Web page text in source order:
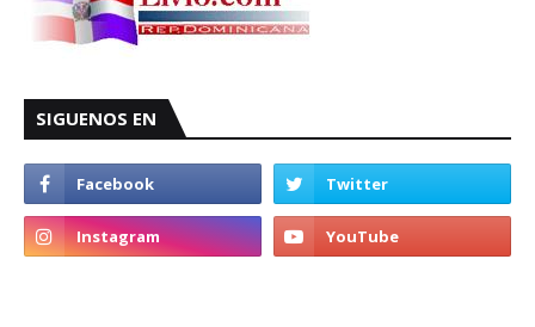
SIGUENOS EN